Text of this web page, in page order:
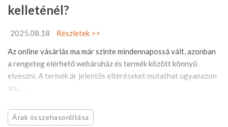
kelleténél?
2025.08.18
Részletek >>
Az online vásárlás ma már szinte mindennapossá vált, azonban
a rengeteg elérhető webáruház és termék között könnyű
elveszni. A termék ár jelentős eltéréseket mutathat ugyanazon
áru ...
Árak összehasonlítása